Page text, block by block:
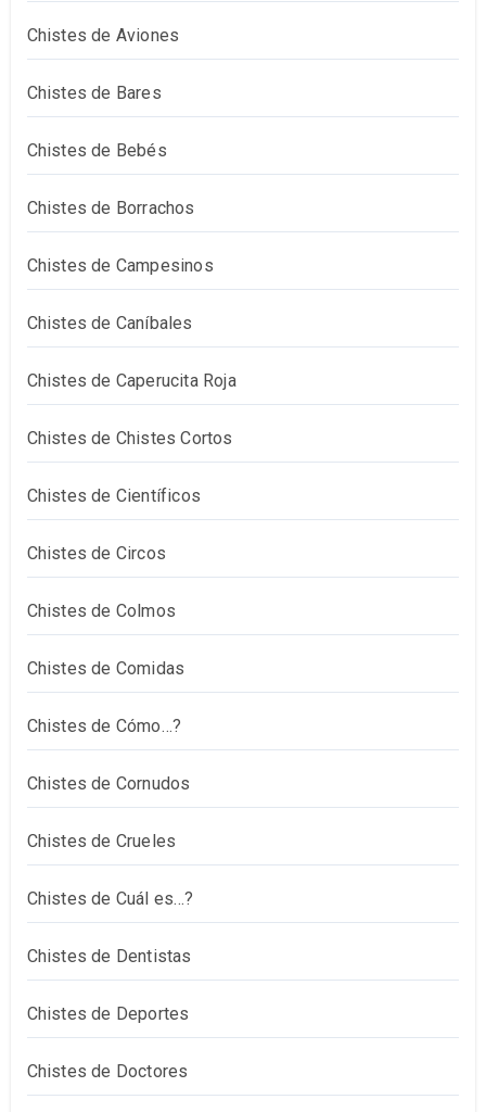
Chistes de Aviones
Chistes de Bares
Chistes de Bebés
Chistes de Borrachos
Chistes de Campesinos
Chistes de Caníbales
Chistes de Caperucita Roja
Chistes de Chistes Cortos
Chistes de Científicos
Chistes de Circos
Chistes de Colmos
Chistes de Comidas
Chistes de Cómo…?
Chistes de Cornudos
Chistes de Crueles
Chistes de Cuál es…?
Chistes de Dentistas
Chistes de Deportes
Chistes de Doctores